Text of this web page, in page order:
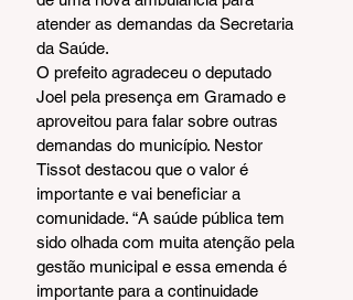
atender as demandas da Secretaria
da Saúde.
O prefeito agradeceu o deputado
Joel pela presença em Gramado e
aproveitou para falar sobre outras
demandas do município. Nestor
Tissot destacou que o valor é
importante e vai beneficiar a
comunidade. “A saúde pública tem
sido olhada com muita atenção pela
gestão municipal e essa emenda é
importante para a continuidade